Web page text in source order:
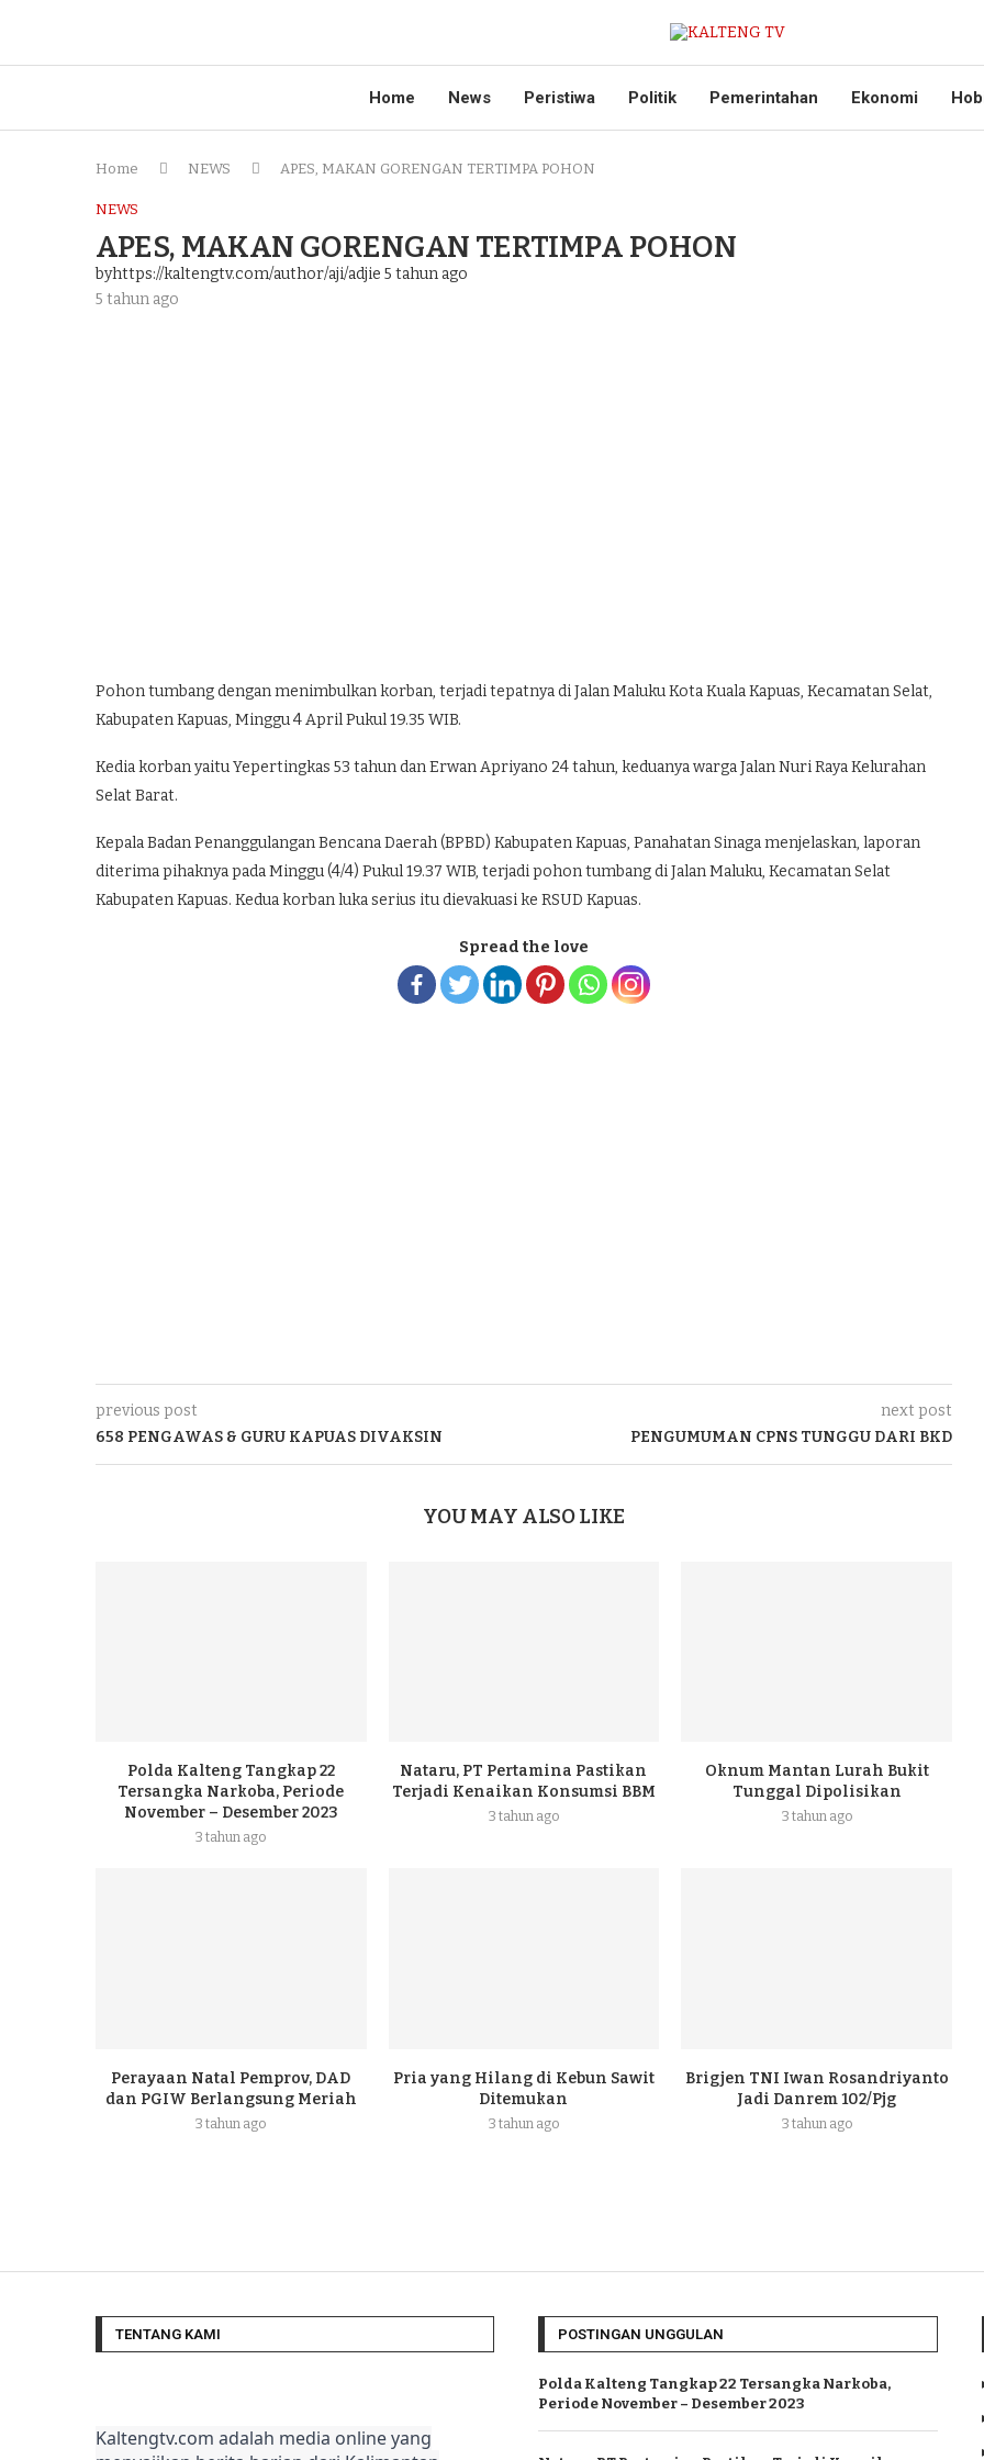
Home News Peristiwa Politik Pemerintahan Ekonomi
Home NEWS APES, MAKAN GORENGAN TERTIMPA POHON
NEWS
APES, MAKAN GORENGAN TERTIMPA POHON
byhttps://kaltengtv.com/author/aji/adjie 5 tahun ago
5 tahun ago
Pohon tumbang dengan menimbulkan korban, terjadi tepatnya di Jalan Maluku Kota Kuala Kapuas, Kecamatan Selat,
Kabupaten Kapuas, Minggu 4 April Pukul 19.35 WIB.
Kedia korban yaitu Yepertingkas 53 tahun dan Erwan Apriyano 24 tahun, keduanya warga Jalan Nuri Raya Kelurahan
Selat Barat.
Kepala Badan Penanggulangan Bencana Daerah (BPBD) Kabupaten Kapuas, Panahatan Sinaga menjelaskan, laporan
diterima pihaknya pada Minggu (4/4) Pukul 19.37 WIB, terjadi pohon tumbang di Jalan Maluku, Kecamatan Selat
Kabupaten Kapuas. Kedua korban luka serius itu dievakuasi ke RSUD Kapuas.
Spread the love
previous post
658 PENGAWAS & GURU KAPUAS DIVAKSIN
next post
PENGUMUMAN CPNS TUNGGU DARI BKD
YOU MAY ALSO LIKE
Polda Kalteng Tangkap 22
Tersangka Narkoba, Periode
November – Desember 2023
3 tahun ago
Nataru, PT Pertamina Pastikan
Terjadi Kenaikan Konsumsi BBM
3 tahun ago
Oknum Mantan Lurah Bukit
Tunggal Dipolisikan
3 tahun ago
Perayaan Natal Pemprov, DAD
dan PGIW Berlangsung Meriah
3 tahun ago
Pria yang Hilang di Kebun Sawit
Ditemukan
3 tahun ago
Brigjen TNI Iwan Rosandriyanto
Jadi Danrem 102/Pjg
3 tahun ago
TENTANG KAMI
Kaltengtv.com adalah media online yang
POSTINGAN UNGGULAN
Polda Kalteng Tangkap 22 Tersangka Narkoba,
Periode November – Desember 2023